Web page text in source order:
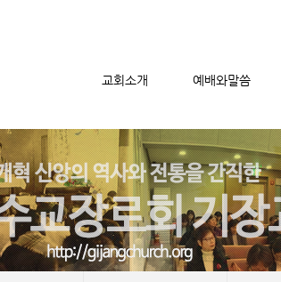
교회소개 예배와말씀
메뉴 건너뛰기